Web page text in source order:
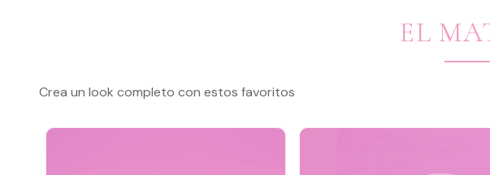
EL
Crea un look completo con estos favoritos